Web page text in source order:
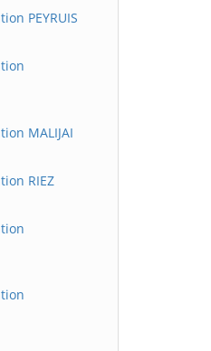
PEYRUIS
MALIJAI
RIEZ